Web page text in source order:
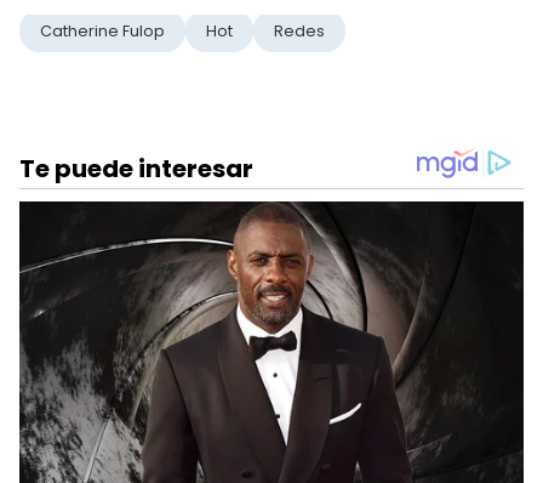
Catherine Fulop Hot Redes